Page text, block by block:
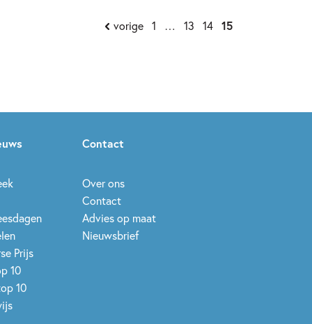
vorige 1 … 13 14 15
Prijs
10
10
Contact
Over ons
Contact
Advies op maat
Nieuwsbrief